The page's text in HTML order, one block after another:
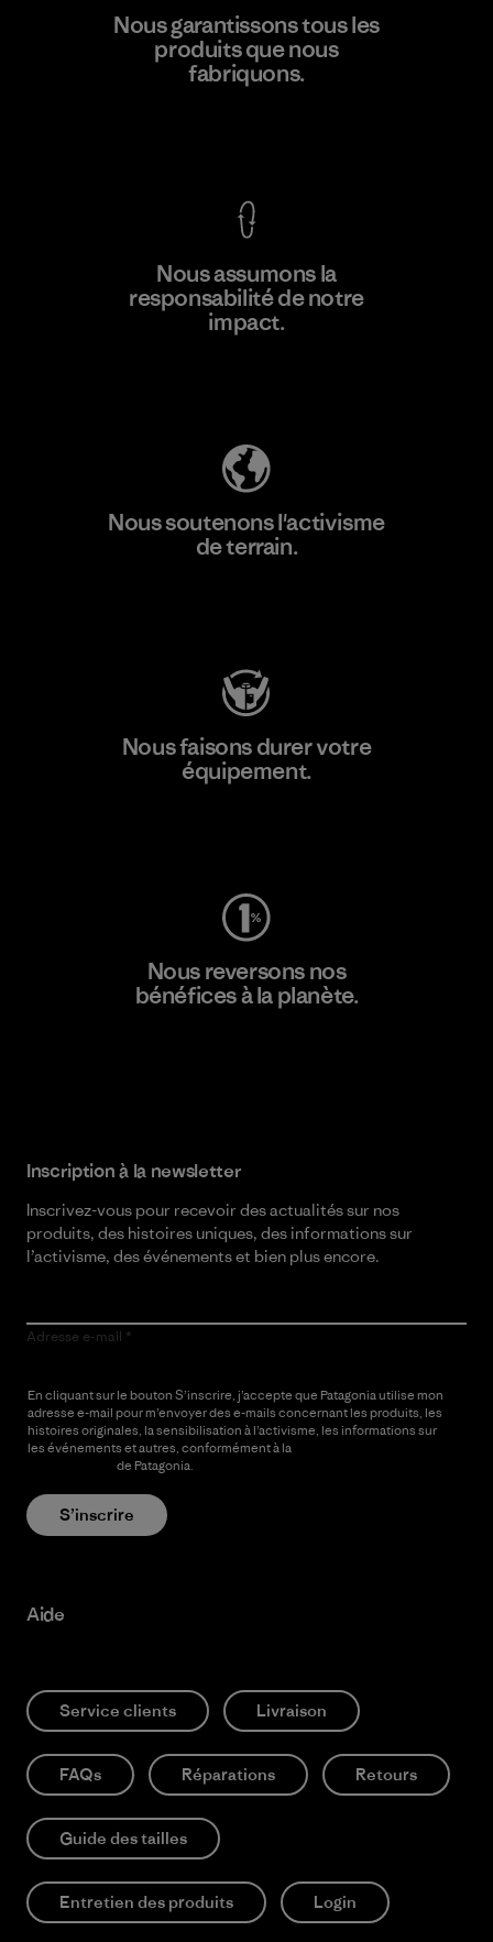
Pettenati
Material-supplier
Nous garantissons tous les
produits que nous
fabriquons.
Nous assumons la
responsabilité de notre
impact.
Nous soutenons l'activisme
de terrain.
Nous faisons durer votre
équipement.
Nous reversons nos
bénéfices à la planète.
Inscription à la newsletter
Inscrivez-vous pour recevoir des actualités sur nos
produits, des histoires uniques, des informations sur
l’activisme, des événements et bien plus encore.
Adresse e-mail
En cliquant sur le bouton S’inscrire, j’accepte que Patagonia utilise mon
adresse e-mail pour m’envoyer des e-mails concernant les produits, les
histoires originales, la sensibilisation à l’activisme, les informations sur
les événements et autres, conformément à la
de Patagonia.
S’inscrire
Aide
Service clients Livraison
FAQs Réparations Retours
Guide des tailles
Entretien des produits Login